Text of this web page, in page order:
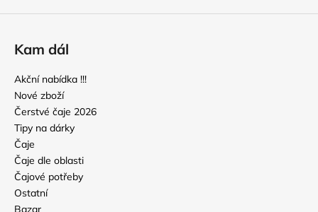
Kam dál
Akční nabídka !!!
Nové zboží
Čerstvé čaje 2026
Tipy na dárky
Čaje
Čaje dle oblasti
Čajové potřeby
Ostatní
Bazar